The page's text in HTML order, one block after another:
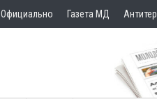
Официально Газета МД